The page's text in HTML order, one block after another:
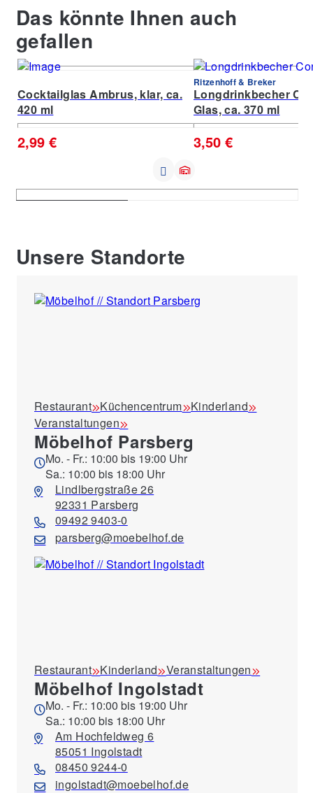
Das könnte Ihnen auch
gefallen
Cocktailglas Ambrus, klar, ca.
420 ml
2,99 €
Ritzenhoff & Breker
Longdrinkbecher
Glas, ca. 370 ml
3,50 €
Unsere Standorte
Restaurant Küchencentrum
Kinderland
Veranstaltungen
Möbelhof Parsberg
Mo. - Fr.: 10:00 bis 19:00 Uhr
Sa.: 10:00 bis 18:00 Uhr
Lindlbergstraße 26
92331 Parsberg
09492 9403-0
parsberg@moebelhof.de
Restaurant Kinderland Veranstaltungen
Möbelhof Ingolstadt
Mo. - Fr.: 10:00 bis 19:00 Uhr
Sa.: 10:00 bis 18:00 Uhr
Am Hochfeldweg 6
85051 Ingolstadt
08450 9244-0
ingolstadt@moebelhof.de